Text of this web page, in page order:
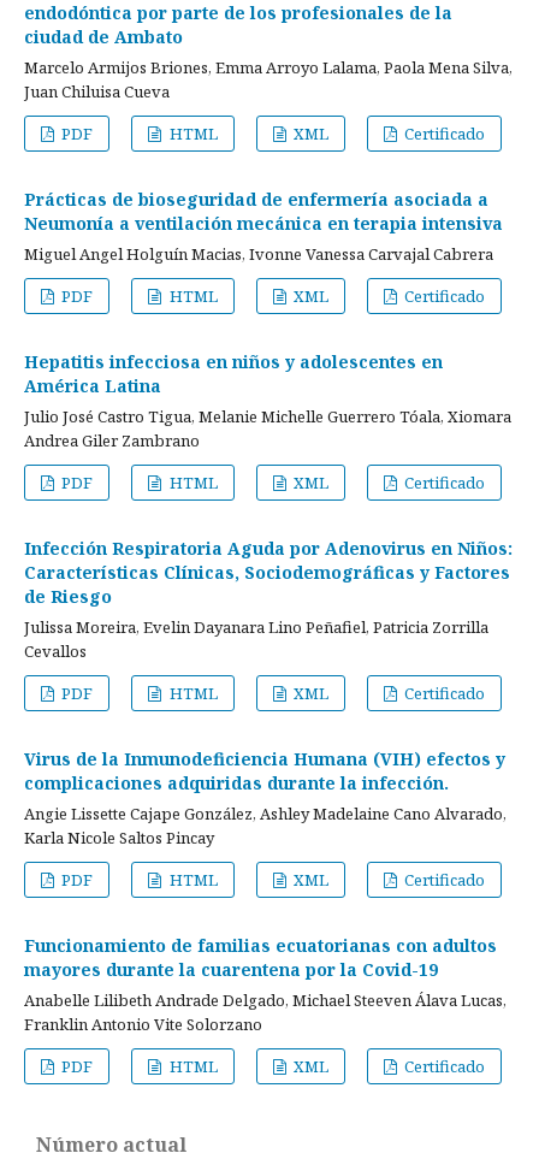
endodóntica por parte de los profesionales de la
ciudad de Ambato
Marcelo Armijos Briones, Emma Arroyo Lalama, Paola Mena Silva,
Juan Chiluisa Cueva
PDF
HTML XML Certificado
Prácticas de bioseguridad de enfermería asociada a
Neumonía a ventilación mecánica en terapia intensiva
Miguel Angel Holguín Macias, Ivonne Vanessa Carvajal Cabrera
PDF
HTML XML Certificado
Hepatitis infecciosa en niños y adolescentes en
América Latina
Julio José Castro Tigua, Melanie Michelle Guerrero Tóala, Xiomara
Andrea Giler Zambrano
PDF
HTML XML Certificado
Infección Respiratoria Aguda por Adenovirus en Niños:
Características Clínicas, Sociodemográficas y Factores
de Riesgo
Julissa Moreira, Evelin Dayanara Lino Peñafiel, Patricia Zorrilla
Cevallos
PDF
HTML XML Certificado
Virus de la Inmunodeficiencia Humana (VIH) efectos y
complicaciones adquiridas durante la infección.
Angie Lissette Cajape González, Ashley Madelaine Cano Alvarado,
Karla Nicole Saltos Pincay
PDF
HTML XML Certificado
Funcionamiento de familias ecuatorianas con adultos
mayores durante la cuarentena por la Covid-19
Anabelle Lilibeth Andrade Delgado, Michael Steeven Álava Lucas,
Franklin Antonio Vite Solorzano
PDF
HTML XML Certificado
Número actual